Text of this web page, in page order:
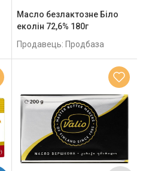
Масло безлактозне Біло
еколін 72,6% 180г
Продавець: Продбаза